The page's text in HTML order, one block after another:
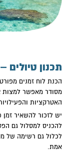
תכנון טיולים
הכנת לוח זמנים
מסודר מאפשר למצות
האטרקציות
יש לזכור להשאיר זמן
להכניס למסלול גם
לכלול גם רשימה של
אמת.